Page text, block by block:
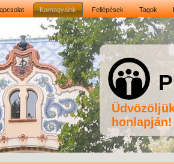
Karnagyaink Fellépések Tagok
honlapján!